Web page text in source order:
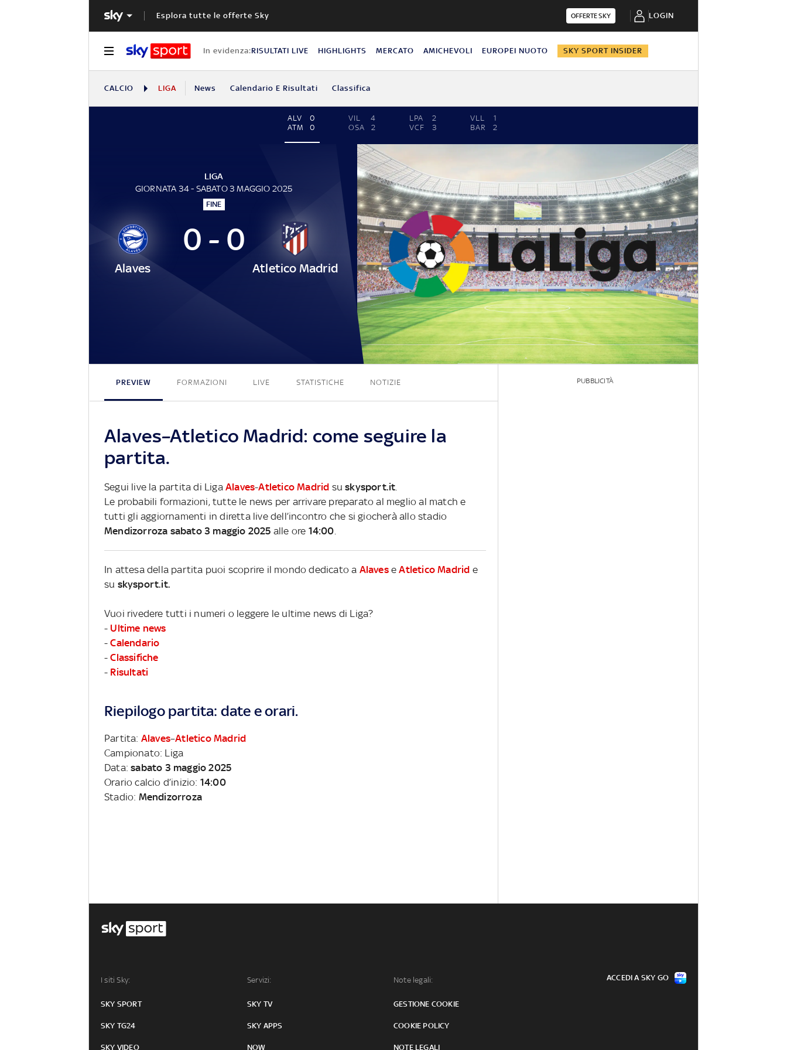
Esplora tutte le offerte Sky OFFERTE SKY LOGIN
In evidenza:RISULTATI LIVE HIGHLIGHTS MERCATO AMICHEVOLI EUROPEI NUOTO SKY SPORT INSIDER
CALCIO LIGA News Calendario E Risultati Classifica
ALV
0
ATM
0
VIL
4
OSA
2
LPA
2
VCF
3
VLL
1
BAR
2
LIGA
GIORNATA 34 - SABATO 3 MAGGIO 2025
FINE
Alaves
0 - 0
Atletico Madrid
0 - 0
PREVIEW FORMAZIONI LIVE STATISTICHE NOTIZIE
Alaves–Atletico Madrid: come seguire la
partita.
Segui live la partita di Liga Alaves-Atletico Madrid suskysport.it
Le probabili formazioni, tutte le news per arrivare preparato al meglio al match e
tutti gli aggiornamenti in diretta live dell’incontro che si giocherà allo stadio
Mendizorroza sabato 3 maggio 2025 alle ore 14:00
In attesa della partita puoi scoprire il mondo dedicato a AlaveseAtletico Madrid e
su skysport.it.
Vuoi rivedere tutti i numeri o leggere le ultime news di Liga?
- Ultime news
-Calendario
-Classifiche
- Risultati
Riepilogo partita: date e orari.
Partita: Alaves–Atletico Madrid
Campionato: Liga
Data:sabato 3 maggio 2025
Orario calcio d’inizio: 14:00
Stadio: Mendizorroza
PUBBLICITÀ
I siti Sky:
SKY SPORT
SKY TG24
SKY VIDEO
Servizi:
SKY TV
SKY APPS
NOW
Note legali:
GESTIONE COOKIE
COOKIE POLICY
NOTE LEGALI
ACCEDI A SKY GO